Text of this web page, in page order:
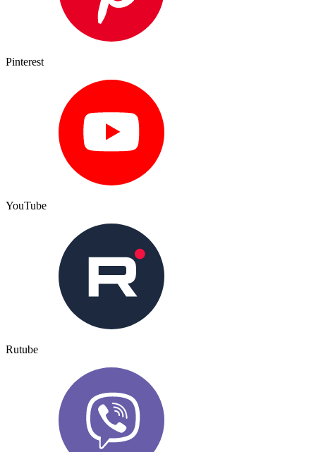
Pinterest
YouTube
Rutube